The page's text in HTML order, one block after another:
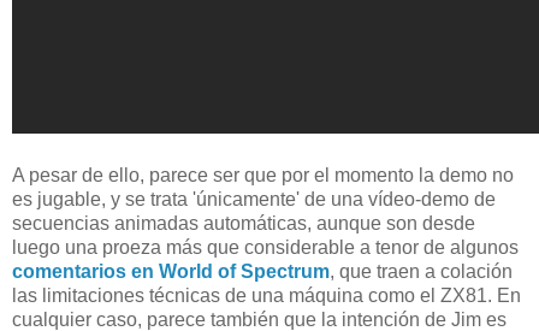
A pesar de ello, parece ser que por el momento la demo no
es jugable, y se trata 'únicamente' de una vídeo-demo de
secuencias animadas automáticas, aunque son desde
luego una proeza más que considerable a tenor de algunos
comentarios en World of Spectrum, que traen a colación
las limitaciones técnicas de una máquina como el ZX81. En
cualquier caso, parece también que la intención de Jim es